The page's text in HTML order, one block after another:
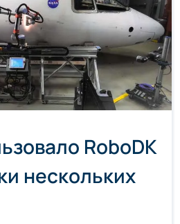
RoboDK
нескольких